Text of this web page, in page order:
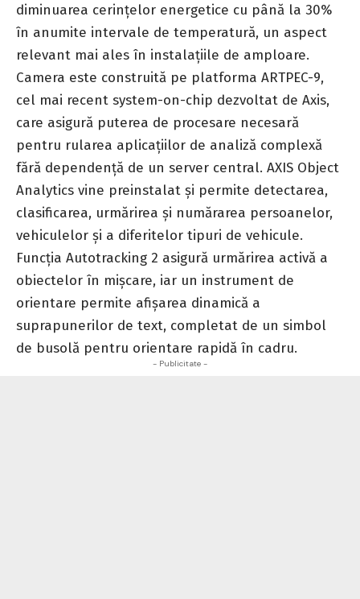
diminuarea cerințelor energetice cu până la 30%
în anumite intervale de temperatură, un aspect
relevant mai ales în instalațiile de amploare.
Camera este construită pe platforma ARTPEC-9,
cel mai recent system-on-chip dezvoltat de Axis,
care asigură puterea de procesare necesară
pentru rularea aplicațiilor de analiză complexă
fără dependență de un server central. AXIS Object
Analytics vine preinstalat și permite detectarea,
clasificarea, urmărirea și numărarea persoanelor,
vehiculelor și a diferitelor tipuri de vehicule.
Funcția Autotracking 2 asigură urmărirea activă a
obiectelor în mișcare, iar un instrument de
orientare permite afișarea dinamică a
suprapunerilor de text, completat de un simbol
de busolă pentru orientare rapidă în cadru.
- Publicitate -